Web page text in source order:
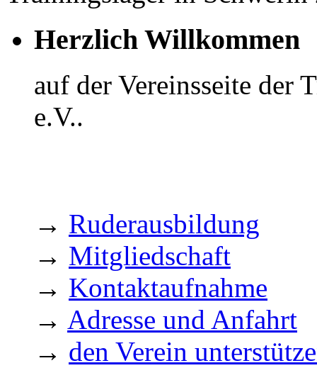
Herzlich Willkommen
auf der Vereinsseite der
e.V..
→ Ruderausbildung
→ Mitgliedschaft
→ Kontaktaufnahme
→ Adresse und Anfahrt
→ den Verein